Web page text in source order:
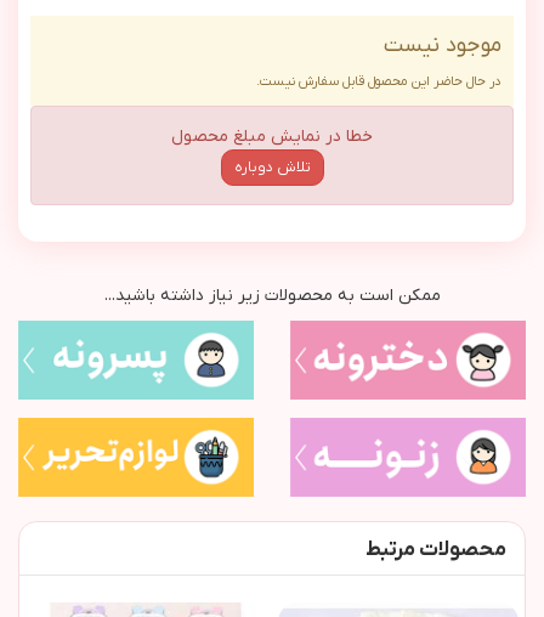
موجود نیست
در حال حاضر این محصول قابل سفارش نیست.
خطا در نمایش مبلغ محصول
تلاش دوباره
ممکن است به محصولات زیر نیاز داشته باشید...
محصولات مرتبط